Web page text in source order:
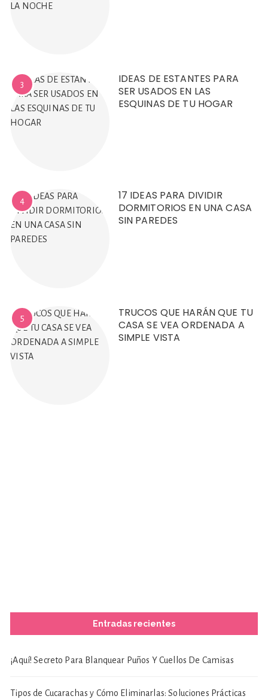
3
IDEAS DE ESTANTES PARA
SER USADOS EN LAS
ESQUINAS DE TU HOGAR
4
17 IDEAS PARA DIVIDIR
DORMITORIOS EN UNA CASA
SIN PAREDES
5
TRUCOS QUE HARÁN QUE TU
CASA SE VEA ORDENADA A
SIMPLE VISTA
Entradas recientes
¡Aquí! Secreto Para Blanquear Puños Y Cuellos De Camisas
Tipos de Cucarachas y Cómo Eliminarlas: Soluciones Prácticas